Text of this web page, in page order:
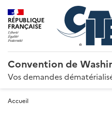
RÉPUBLIQUE
FRANÇAISE
Convention de
Vos demandes
Accueil